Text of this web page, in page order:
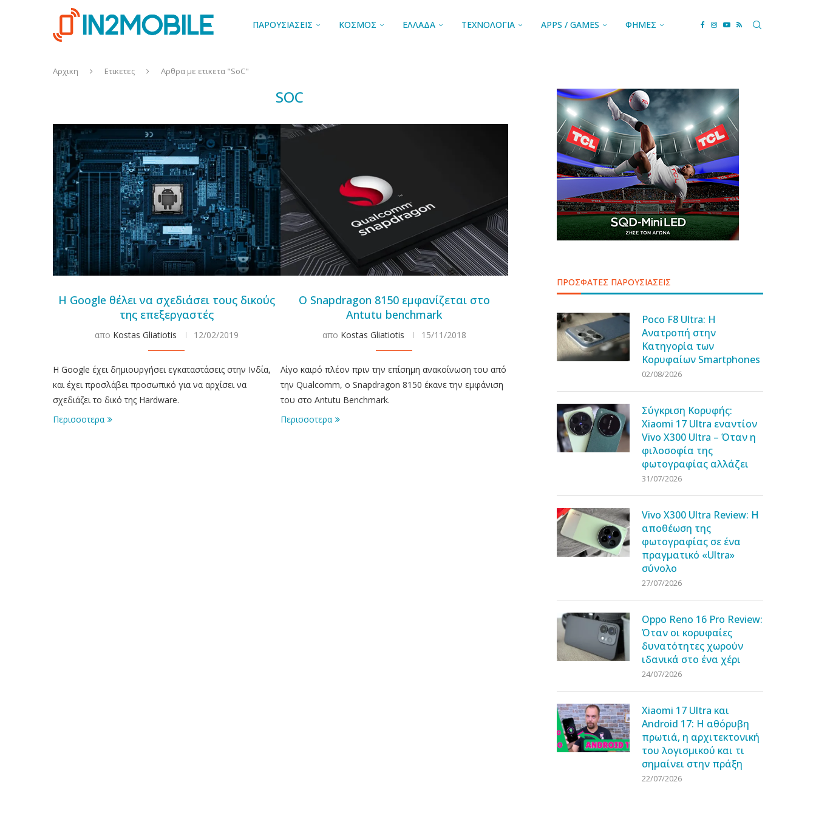
ΠΑΡΟΥΣΙΑΣΕΙΣ ΚΟΣΜΟΣ ΕΛΛΑΔΑ ΤΕΧΝΟΛΟΓΙΑ APPS / GAMES ΦΗΜΕΣ
Αρχικη Ετικετες Αρθρα με ετικετα "SoC"
SOC
Η Google θέλει να σχεδιάσει τους δικούς
της επεξεργαστές
απο Kostas Gliatiotis 12/02/2019
Η Google έχει δημιουργήσει εγκαταστάσεις στην Ινδία,
και έχει προσλάβει προσωπικό για να αρχίσει να
σχεδιάζει το δικό της Hardware.
Περισσοτερα
Ο Snapdragon 8150 εμφανίζεται στο
Antutu benchmark
απο Kostas Gliatiotis 15/11/2018
Λίγο καιρό πλέον πριν την επίσημη ανακοίνωση του από
την Qualcomm, ο Snapdragon 8150 έκανε την εμφάνιση
του στο Antutu Benchmark.
Περισσοτερα
ΠΡΟΣΦΑΤΕΣ ΠΑΡΟΥΣΙΑΣΕΙΣ
Poco F8 Ultra: Η
Ανατροπή στην
Κατηγορία των
Κορυφαίων Smartphones
02/08/2026
Σύγκριση Κορυφής:
Xiaomi 17 Ultra εναντίον
Vivo X300 Ultra – Όταν η
φιλοσοφία της
φωτογραφίας αλλάζει
31/07/2026
Vivo X300 Ultra Review: Η
αποθέωση της
φωτογραφίας σε ένα
πραγματικό «Ultra»
σύνολο
27/07/2026
Oppo Reno 16 Pro Review:
Όταν οι κορυφαίες
δυνατότητες χωρούν
ιδανικά στο ένα χέρι
24/07/2026
Xiaomi 17 Ultra και
Android 17: Η αθόρυβη
πρωτιά, η αρχιτεκτονική
του λογισμικού και τι
σημαίνει στην πράξη
22/07/2026